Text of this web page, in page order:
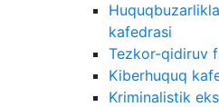
kafedrasi
Tezkor-qidiruv
Kiberhuquq
Kriminalistik